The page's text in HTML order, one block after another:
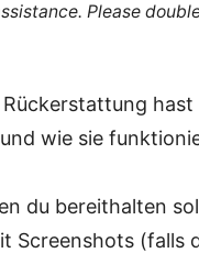
Please
hast
wie sie
du bereithalten
(falls